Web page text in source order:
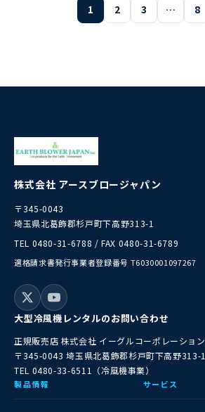
1 2 3 … 8
株式会社 アースブロージャパン
〒345-0043
埼玉県北葛飾郡杉戸町下高野313-1
TEL 0480-31-6788 / FAX 0480-31-6789
適格請求書発行事業者登録番号 T6030001097267
大型冷風機レンタルのお問い合わせ
正規販売店 株式会社 イーグルコーポレーション
〒345-0043 埼玉県北葛飾郡杉戸町下高野313-1
TEL 0480-33-6511（冷風機事業）
製品情報 サービス